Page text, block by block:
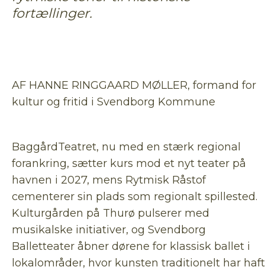
fortællinger.
AF HANNE RINGGAARD MØLLER, formand for
kultur og fritid i Svendborg Kommune
BaggårdTeatret, nu med en stærk regional
forankring, sætter kurs mod et nyt teater på
havnen i 2027, mens Rytmisk Råstof
cementerer sin plads som regionalt spillested.
Kulturgården på Thurø pulserer med
musikalske initiativer, og Svendborg
Balletteater åbner dørene for klassisk ballet i
lokalområder, hvor kunsten traditionelt har haft